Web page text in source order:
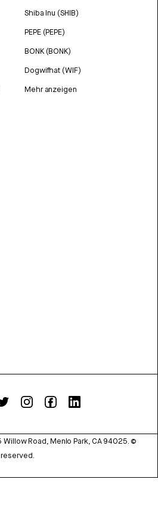
Shiba Inu (SHIB)
PEPE (PEPE)
BONK (BONK)
Dogwifhat (WIF)
Mehr anzeigen
Road, Menlo Park, CA 94025. ©